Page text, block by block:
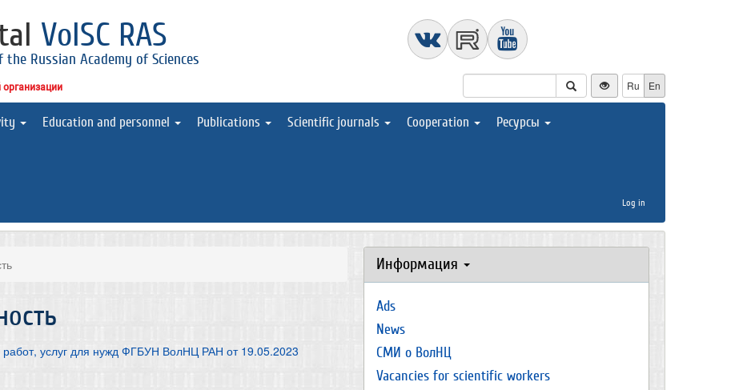
VolSC RAS
the Russian Academy of Sciences
Ru En
Education and personnel Publications Scientific journals Cooperation Ресурсы
Log in
услуг для нужд ФГБУН ВолНЦ РАН от 19.05.2023
Информация
Ads
News
СМИ о ВолНЦ
Vacancies for scientific workers